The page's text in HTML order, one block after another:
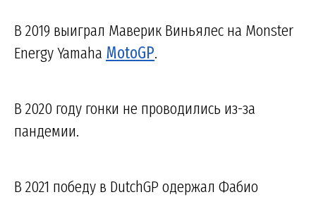
В 2019 выиграл Маверик Виньялес на Monster
Energy Yamaha MotoGP.
В 2020 году гонки не проводились из-за
пандемии.
В 2021 победу в DutchGP одержал Фабио